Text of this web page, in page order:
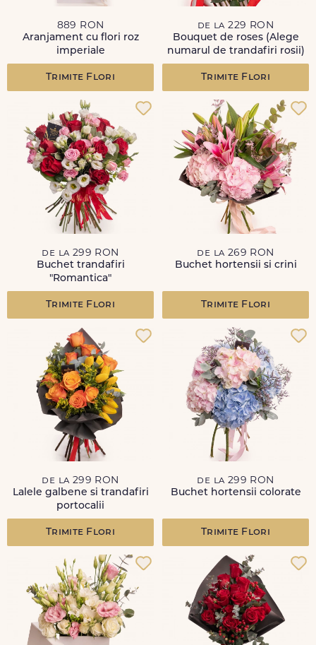
889 RON
Aranjament cu flori roz
imperiale
Trimite Flori
de la 229 RON
Bouquet de roses (Alege
numarul de trandafiri rosii)
Trimite Flori
de la 299 RON
Buchet trandafiri
"Romantica"
Trimite Flori
de la 269 RON
Buchet hortensii si crini
Trimite Flori
de la 299 RON
Lalele galbene si trandafiri
portocalii
Trimite Flori
de la 299 RON
Buchet hortensii colorate
Trimite Flori